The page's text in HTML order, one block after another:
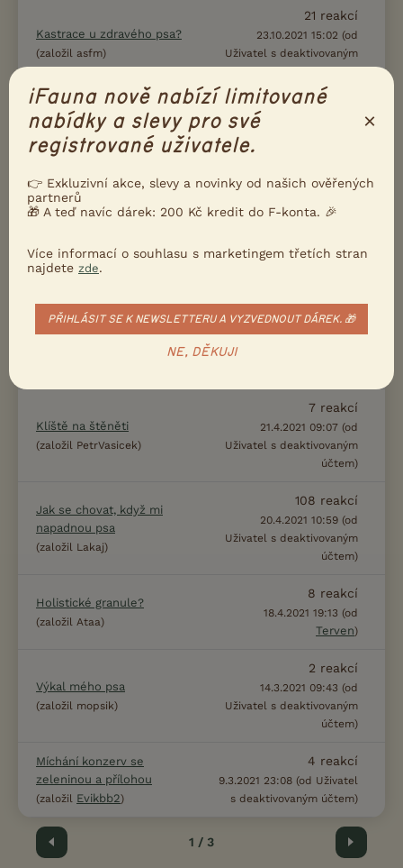
Kastrace u zdravého psa?
(založil asfm)
21 reakcí
23.10.2021 15:02 (od
Uživatel s deaktivovaným
Sprej frontline
(založil wejuuneckaa)
2 reakcí
1.7.2021 03:43 (od Uživatel
s deaktivovaným účtem)
Křivé nohy
(založil Nikia)
19reakcí
Mops se jakoby dusí
21reakcí
4reakcí
3.5.2021 09:40 (od Uživatel
Klíště na štěněti
(založil PetrVasicek)
7 reakcí
21.4.2021 09:07 (od
Uživatel s deaktivovaným
účtem)
Jak se chovat, když mi
napadnou psa
(založil Lakaj)
108 reakcí
20.4.2021 10:59 (od
Uživatel s deaktivovaným
účtem)
Holistické granule?
(založil Ataa)
8 reakcí
18.4.2021 19:13 (od
Terven)
Výkal mého psa
(založil mopsik)
2 reakcí
14.3.2021 09:43 (od
Uživatel s deaktivovaným
účtem)
Míchání konzerv se
zeleninou a přílohou
(založil Evikbb2)
4 reakcí
9.3.2021 23:08 (od Uživatel
s deaktivovaným účtem)
Předchozí 1 / 3 Další
iFauna nově nabízí limitované
nabídky a slevy pro své
registrované uživatele.
×
👉 Exkluzivní akce, slevy a novinky od našich ověřených
partnerů
🎁 A teď navíc dárek: 200 Kč kredit do F-konta. 🎉
Více informací o souhlasu s marketingem třetích stran
najdete zde.
PŘIHLÁSIT SE K NEWSLETTERU A VYZVEDNOUT DÁREK. 🎁
NE, DĚKUJI